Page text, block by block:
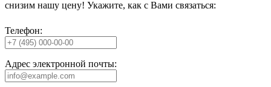
снизим нашу цену! Укажите, как с Вами связаться:
Телефон:
Адрес электронной почты: